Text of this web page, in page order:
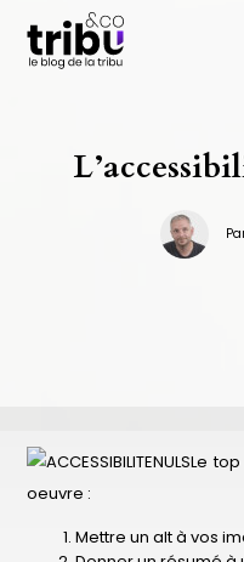
Le
oeuvre :
Mettre un alt à vos
Panneau de gestion des